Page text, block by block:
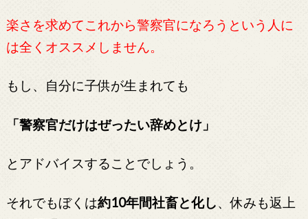
楽さを求めてこれから警察官になろうという人に
は全くオススメしません。
もし、自分に子供が生まれても
「警察官だけはぜったい辞めとけ」
とアドバイスすることでしょう。
それでもぼくは約10年間社畜と化し、休みも返上